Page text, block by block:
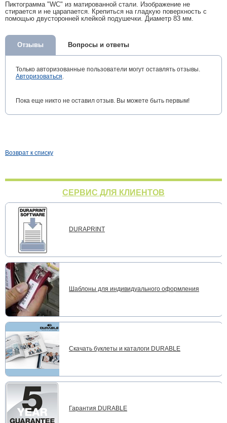
Пиктограмма "WC" из матированной стали. Изображение не
стирается и не царапается. Крепиться на гладкую поверхность с
помощью двусторонней клейкой подушечки. Диаметр 83 мм.
Отзывы Вопросы и ответы
Только авторизованные пользователи могут оставлять отзывы.
Авторизоваться.
Пока еще никто не оставил отзыв. Вы можете быть первым!
Возврат к списку
СЕРВИС ДЛЯ КЛИЕНТОВ
DURAPRINT
Шаблоны для индивидуального оформления
Скачать буклеты и каталоги DURABLE
Гарантия DURABLE